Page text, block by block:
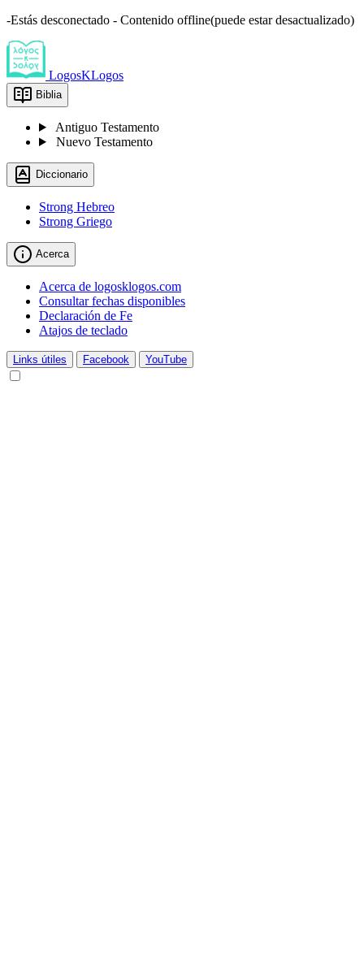
-Estás desconectado - Contenido offline(puede estar desactualizado)
LogosKLogos
Biblia
Antiguo Testamento
Nuevo Testamento
Diccionario
Strong Hebreo
Strong Griego
Acerca
Acerca de logosklogos.com
Consultar fechas disponibles
Declaración de Fe
Atajos de teclado
Links útiles Facebook YouTube